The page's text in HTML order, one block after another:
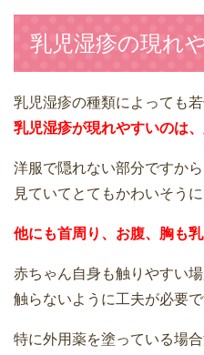
乳児湿疹の現れ
乳児湿疹の種類によっても
乳児湿疹が現れやすいのは、
洋服で隠れない部分ですから
見ていてとてもかわいそうに
他にも首周り、お腹、胸も
赤ちゃん自身も触りやすい
触らないように工夫が必要で
特に外用薬を塗っている場